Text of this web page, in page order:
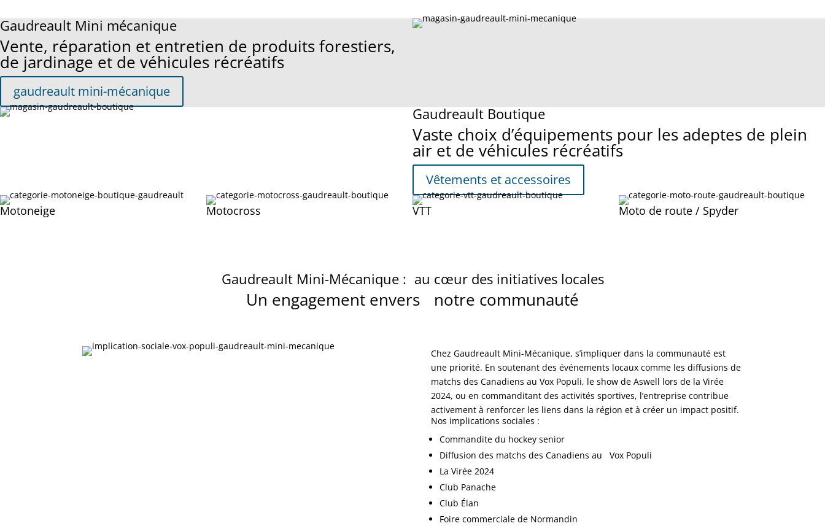
Gaudreault Mini mécanique
Vente, réparation et entretien de produits forestiers,
de jardinage et de véhicules récréatifs
gaudreault mini-mécanique
Gaudreault Boutique
Vaste choix d’équipements pour les adeptes de plein
air et de véhicules récréatifs
Vêtements et accessoires
Motoneige Motocross VTT Moto de route / Spyder
Gaudreault Mini-Mécanique : au cœur des initiatives locales
Un engagement envers notre communauté
Chez Gaudreault Mini-Mécanique, s’impliquer dans la communauté est
une priorité. En soutenant des événements locaux comme les diffusions de
matchs des Canadiens au Vox Populi, le show de Aswell lors de la Virée
2024, ou en commanditant des activités sportives, l’entreprise contribue
activement à renforcer les liens dans la région et à créer un impact positif.
Nos implications sociales :
Commandite du hockey senior
Diffusion des matchs des Canadiens au Vox Populi
La Virée 2024
Club Panache
Club Élan
Foire commerciale de Normandin